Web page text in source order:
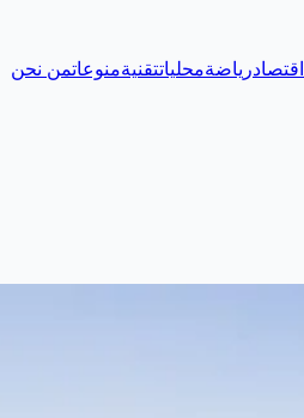
اقتصادرياضةمحلياتتقنيةمنوعاتمن نحن